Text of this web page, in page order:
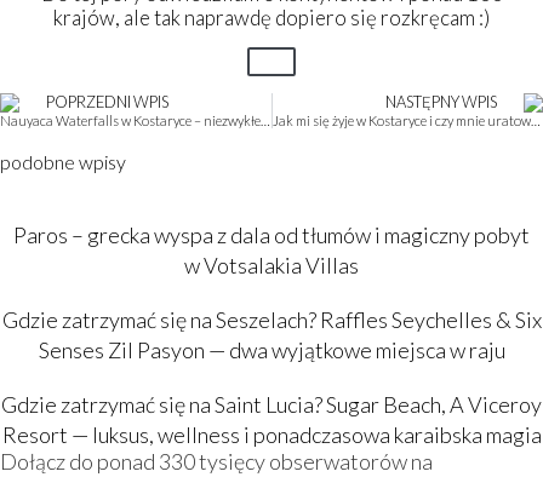
krajów, ale tak naprawdę dopiero się rozkręcam :)
POPRZEDNI WPIS NASTĘPNY WPIS
Jak mi się żyje w Kostaryce i czy mnie uratowała?
podobne wpisy
Paros – grecka wyspa z dala od tłumów i magiczny pobyt
w Votsalakia Villas
Gdzie zatrzymać się na Seszelach? Raffles Seychelles & Six
Senses Zil Pasyon — dwa wyjątkowe miejsca w raju
Gdzie zatrzymać się na Saint Lucia? Sugar Beach, A Viceroy
Resort — luksus, wellness i ponadczasowa karaibska magia
Dołącz do ponad 330 tysięcy obserwatorów na